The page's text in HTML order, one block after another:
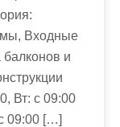
Входные
балконов и
Вт: с 09:00
09:00 […]